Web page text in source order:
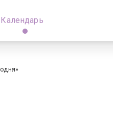
Календарь